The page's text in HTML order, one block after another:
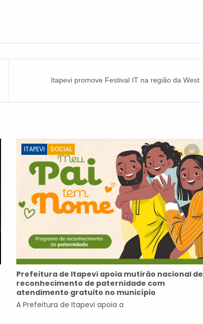
Itapevi promove Festival IT na região da West
ITAPEVI SOCIAL
Prefeitura de Itapevi apoia mutirão nacional de
reconhecimento de paternidade com
atendimento gratuito no município
A Prefeitura de Itapevi apoia a